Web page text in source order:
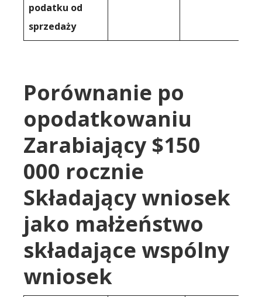
podatku od
sprzedaży
Porównanie po
opodatkowaniu
Zarabiający $150
000 rocznie
Składający wniosek
jako małżeństwo
składające wspólny
wniosek